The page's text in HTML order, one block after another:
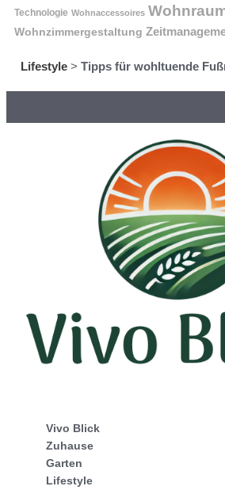
Technologie Wohnaccessoires
Wohnzimmergestaltung
Lifestyle > Tipps für wohltuende
Vivo Blick
Zuhause
Garten
Lifestyle